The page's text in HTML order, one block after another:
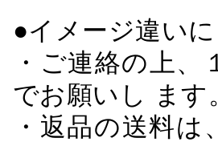
●イメージ違い
・ご連絡の上
でお願いし ます
・返品の送料